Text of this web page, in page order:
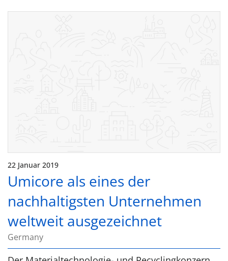
22 Januar 2019
Umicore als eines der
nachhaltigsten Unternehmen
weltweit ausgezeichnet
Germany